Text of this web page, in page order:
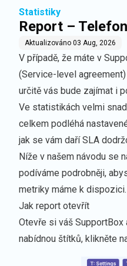
Statistiky
Report –
Aktualizováno 03 Aug, 2026
V případě, že máte v
(Service-level
určitě vás bude zajímat i
Ve statistikách velmi
celkem podléhá
jak se vám daří SLA
Níže v našem návodu se
podíváme podrobněji,
metriky máme k dispozici.
Jak report otevřít
Otevře si váš
nabídnou štítků, klikněte